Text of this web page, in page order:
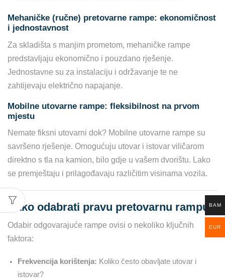
Mehaničke (ručne) pretovarne rampe: ekonomičnost
i jednostavnost
Za skladišta s manjim prometom, mehaničke rampe
predstavljaju ekonomično i pouzdano rješenje.
Jednostavne su za instalaciju i održavanje te ne
zahtijevaju električno napajanje.
Mobilne utovarne rampe: fleksibilnost na prvom
mjestu
Nemate fiksni utovarni dok? Mobilne utovarne rampe su
savršeno rješenje. Omogućuju utovar i istovar viličarom
direktno s tla na kamion, bilo gdje u vašem dvorištu. Lako
se premještaju i prilagođavaju različitim visinama vozila.
Kako odabrati pravu pretovarnu rampu?
Odabir odgovarajuće rampe ovisi o nekoliko ključnih
faktora:
Frekvencija korištenja: Koliko često obavljate utovar i
istovar?
BAM
EUR